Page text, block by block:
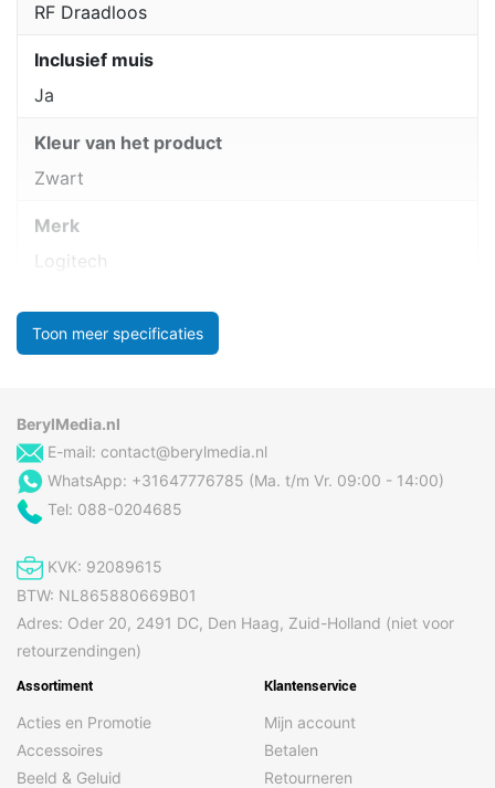
RF Draadloos
Inclusief muis
Ja
Kleur van het product
Zwart
Merk
Logitech
Toon meer specificaties
BerylMedia.nl
E-mail: contact@berylmedia.nl
WhatsApp: +31647776785 (Ma. t/m Vr. 09:00 - 14:00)
Tel: 088-0204685
KVK: 92089615
BTW: NL865880669B01
Adres: Oder 20, 2491 DC, Den Haag, Zuid-Holland (niet voor
retourzendingen)
Assortiment
Acties en Promotie
Accessoires
Beeld & Geluid
Klantenservice
Mijn account
Betalen
Retourneren